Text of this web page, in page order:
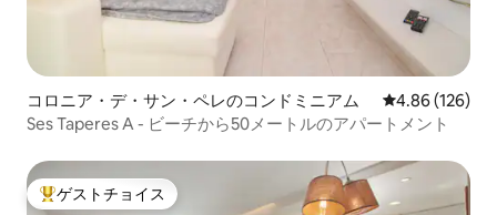
コロニア・デ・サン・ペレのコンドミニアム レビュー126
4.86 (126)
Ses Taperes A - ビーチから50メートルのアパートメント
大好評のゲストチョイスです。
ゲストチョイス